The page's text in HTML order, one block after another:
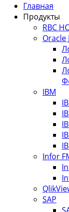
Главная
Продукты
RBC
Oracle
IBM
Infor
SAP